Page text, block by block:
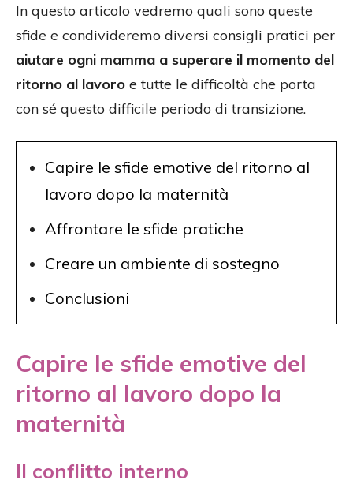
In questo articolo vedremo quali sono queste
sfide e condivideremo diversi consigli pratici per
aiutare ogni mamma a superare il momento del
ritorno al lavoro e tutte le difficoltà che porta
con sé questo difficile periodo di transizione.
Capire le sfide emotive del ritorno al
lavoro dopo la maternità
Affrontare le sfide pratiche
Creare un ambiente di sostegno
Conclusioni
Capire le sfide emotive del
ritorno al lavoro dopo la
maternità
Il conflitto interno